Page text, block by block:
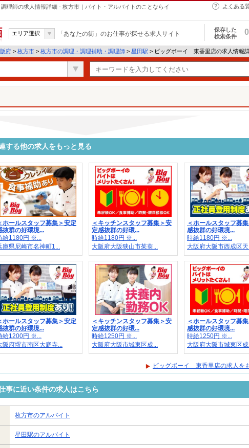
理師の求人情報詳細 - 枚方市｜バイト・アルバイトのことならイ
よくある
エリア選択 「あなたの街」のお仕事が探せる求人サイト
保存した
検索条件
0
府 > 枚方市 > 枚方市の調理・調理補助・調理師 > 星田駅 > ビッグボーイ 東香里店の求人情報
する他の求人をもっと見る
ホールスタッフ募集＞安定
抜群の好環境...
給1180円 ※...
庫県尼崎市名神町1...
＜キッチンスタッフ募集＞安
定感抜群の好環...
時給1180円 ※...
大阪府大阪狭山市茱萸...
＜ホールスタッフ募
感抜群の好環境...
時給1180円 ※...
大阪府大阪市西成区
ホールスタッフ募集＞安定
抜群の好環境...
給1200円 ※...
阪府堺市南区大庭寺...
＜キッチンスタッフ募集＞安
定感抜群の好環...
時給1250円 ※...
大阪府大阪市城東区成...
＜ホールスタッフ募
感抜群の好環境...
時給1250円 ※...
大阪府大阪市城東区
ビッグボーイ 東香里店の求人を
に近い条件の求人はこちら
枚方市のアルバイト
星田駅のアルバイト